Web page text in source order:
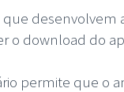
o download do
permite que o